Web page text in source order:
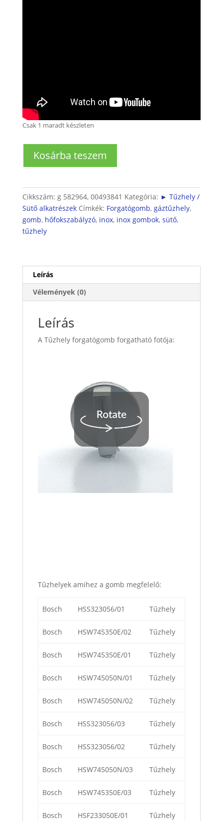
Csak 1 maradt készleten
forgatógomb
Kosárba teszem
Cikkszám: g 582964, 00493841 Kategória: ► Tűzhely /
Sütő alkatrészek Címkék: Forgatógomb, gáztűzhely,
gomb, hőfokszabályzó, inox, inox gombok, sütő,
tűzhely
Leírás
Vélemények (0)
Leírás
A Tűzhely forgatógomb forgatható fotója:
Tűzhelyek amihez a gomb megfelelő:
Bosch HSS323056/01 Tűzhely
Bosch HSW745350E/02 Tűzhely
Bosch HSW745350E/01 Tűzhely
Bosch HSW745050N/01 Tűzhely
Bosch HSW745050N/02 Tűzhely
Bosch HSS323056/03 Tűzhely
Bosch HSS323056/02 Tűzhely
Bosch HSW745050N/03 Tűzhely
Bosch HSW745350E/03 Tűzhely
Bosch HSF233050E/01 Tűzhely